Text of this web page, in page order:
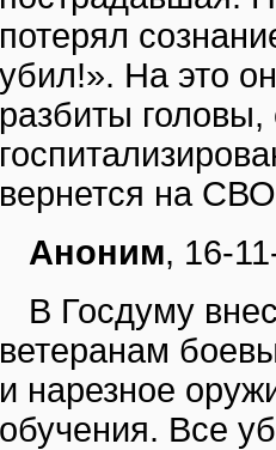
потерял
убил!». На это
разбиты
вернется на
Аноним, 16-
В Госдуму
ветеранам
и нарезное
обучения. Все